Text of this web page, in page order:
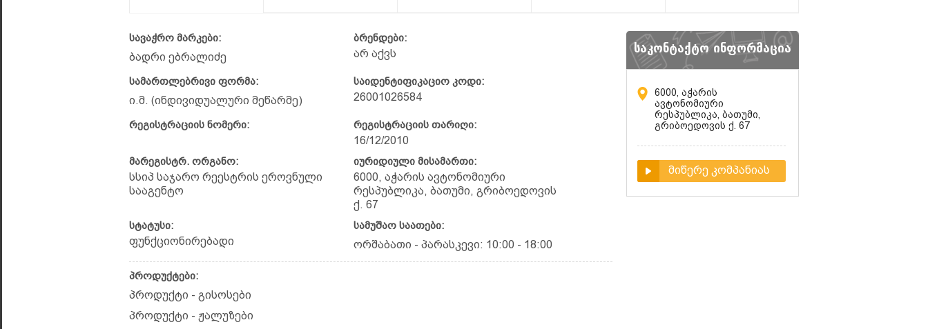
სავაჭრო მარკები:
ბადრი ებრალიძე
ბრენდები:
არ აქვს
სამართლებრივი ფორმა:
ი.მ. (ინდივიდუალური მეწარმე)
საიდენტიფიკაციო კოდი:
26001026584
რეგისტრაციის ნომერი: რეგისტრაციის თარიღი:
16/12/2010
მარეგისტრ. ორგანო:
სსიპ საჯარო რეესტრის ეროვნული
სააგენტო
იურიდიული მისამართი:
6000, აჭარის ავტონომიური
რესპუბლიკა, ბათუმი, გრიბოედოვის
ქ. 67
სტატუსი:
ფუნქციონირებადი
სამუშაო საათები:
ორშაბათი - პარასკევი: 10:00 - 18:00
პროდუქტები:
პროდუქტი - გისოსები
პროდუქტი - ჟალუზები
საკონტაქტო ინფორმაცია
6000, აჭარის
ავტონომიური
რესპუბლიკა, ბათუმი,
გრიბოედოვის ქ. 67
მიწერე კომპანიას